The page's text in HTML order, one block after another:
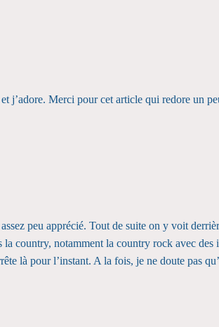
j’adore. Merci pour cet article qui redore un
peu apprécié. Tout de suite on y voit
la country, notamment la country rock avec
là pour l’instant. A la fois, je ne doute pas